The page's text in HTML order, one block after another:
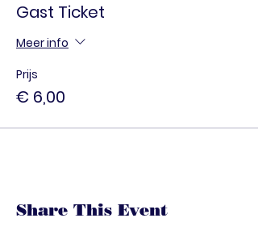
Gast Ticket
Meer info
Prijs
€ 6,00
Share This Event